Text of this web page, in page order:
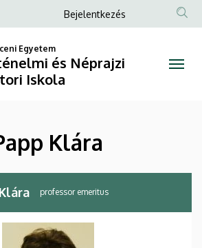
Anonim
menüje
Bejelentkezés
Egyetem
és Néprajzi
Iskola
Klára
professor emeritus